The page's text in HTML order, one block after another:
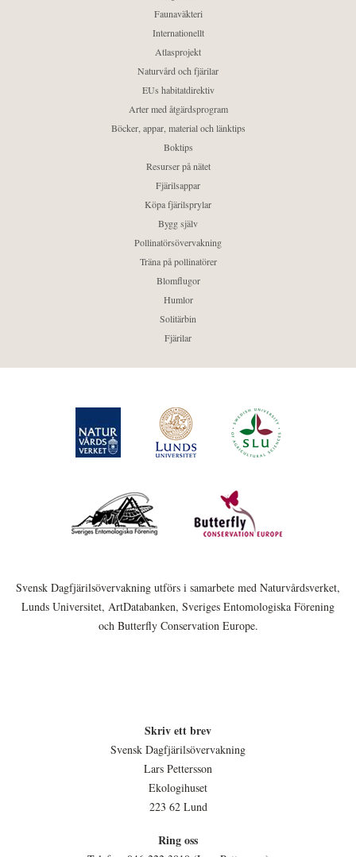
Faunaväkteri
Internationellt
Atlasprojekt
Naturvård och fjärilar
EUs habitatdirektiv
Arter med åtgärdsprogram
Böcker, appar, material och länktips
Boktips
Resurser på nätet
Fjärilsappar
Köpa fjärilsprylar
Bygg själv
Pollinatörsövervakning
Träna på pollinatörer
Blomflugor
Humlor
Solitärbin
Fjärilar
Svensk Dagfjärilsövervakning utförs i samarbete med Naturvårdsverket,
Lunds Universitet, ArtDatabanken, Sveriges Entomologiska Förening
och Butterfly Conservation Europe.
Skriv ett brev
Svensk Dagfjärilsövervakning
Lars Pettersson
Ekologihuset
223 62 Lund
Ring oss